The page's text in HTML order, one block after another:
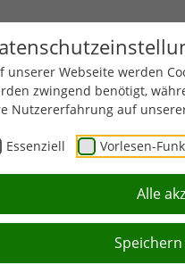
unserer Webseite werden
zwingend benötigt,
Nutzererfahrung auf
Essenziell Vorlesen-
Alle
FUNKTIONSTRAINING
Artikel
im